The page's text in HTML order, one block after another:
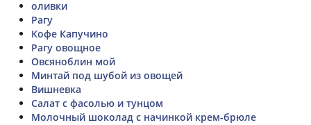
оливки
Рагу
Кофе Капучино
Рагу овощное
Овсяноблин мой
Минтай под шубой из овощей
Вишневка
Салат с фасолью и тунцом
Молочный шоколад с начинкой крем-брюле